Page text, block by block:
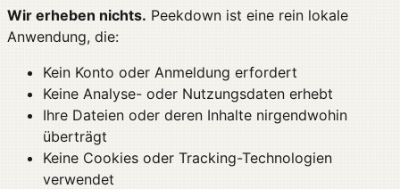
Wir erheben nichts. Peekdown ist eine rein lokale
Anwendung, die:
Kein Konto oder Anmeldung erfordert
Keine Analyse- oder Nutzungsdaten erhebt
Ihre Dateien oder deren Inhalte nirgendwohin
überträgt
Keine Cookies oder Tracking-Technologien
verwendet